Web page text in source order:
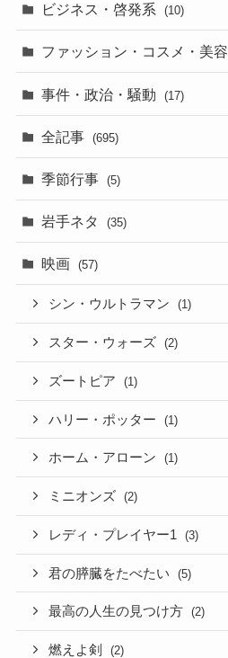
ビジネス・啓発系 (10)
ファッション・コスメ・美容
事件・政治・騒動 (17)
全記事 (695)
季節行事 (5)
岩手ネタ (35)
映画 (57)
シン・ウルトラマン (1)
スター・ウォーズ (2)
ズートピア (1)
ハリー・ポッター (1)
ホーム・アローン (1)
ミニオンズ (2)
レディ・プレイヤー1 (3)
君の膵臓をたべたい (5)
最高の人生の見つけ方 (2)
燃えよ剣 (2)